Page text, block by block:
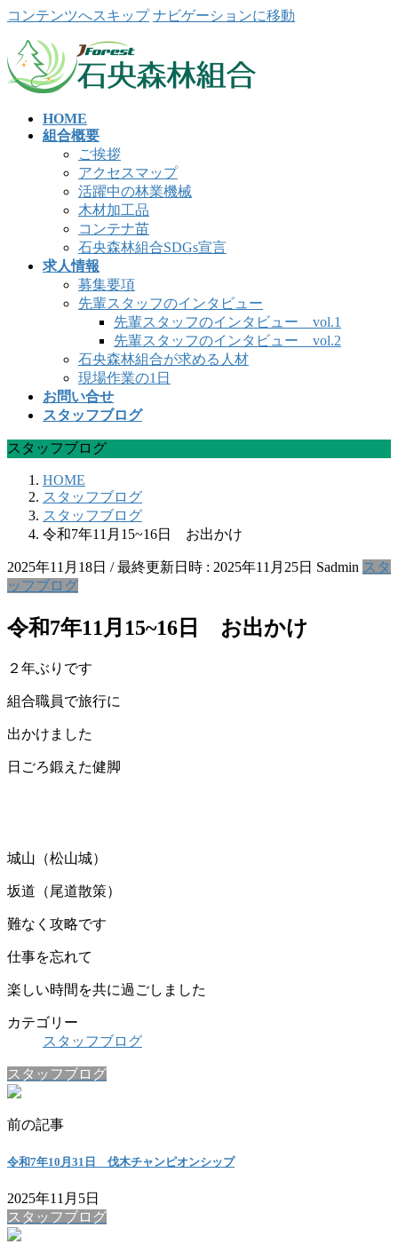
コンテンツへスキップ ナビゲーションに移動
HOME
組合概要
ご挨拶
アクセスマップ
活躍中の林業機械
木材加工品
コンテナ苗
石央森林組合SDGs宣言
求人情報
募集要項
先輩スタッフのインタビュー
先輩スタッフのインタビュー vol.1
先輩スタッフのインタビュー vol.2
石央森林組合が求める人材
現場作業の1日
お問い合せ
スタッフブログ
スタッフブログ
HOME
スタッフブログ
スタッフブログ
令和7年11月15~16日 お出かけ
2025年11月18日 / 最終更新日時 : 2025年11月25日 Sadmin スタ
ッフブログ
令和7年11月15~16日 お出かけ
２年ぶりです
組合職員で旅行に
出かけました
日ごろ鍛えた健脚
城山（松山城）
坂道（尾道散策）
難なく攻略です
仕事を忘れて
楽しい時間を共に過ごしました
カテゴリー
スタッフブログ
スタッフブログ
前の記事
令和7年10月31日 伐木チャンピオンシップ
2025年11月5日
スタッフブログ